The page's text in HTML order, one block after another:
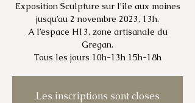
Exposition Sculpture sur l’île aux moines
jusqu’au 2 novembre 2023, 13h.
A l’espace H13, zone artisanale du
Gregan.
Tous les jours 10h-13h 15h-18h
Les inscriptions sont closes